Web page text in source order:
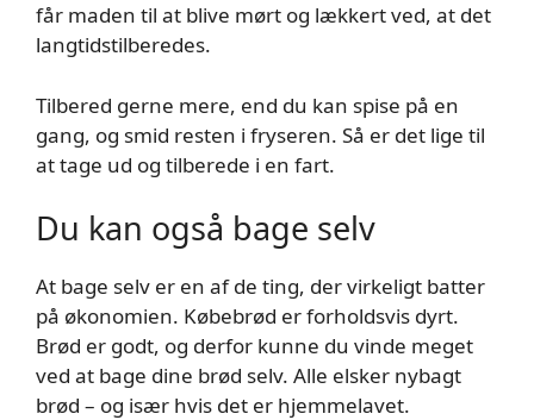
får maden til at blive mørt og lækkert ved, at det
langtidstilberedes.
Tilbered gerne mere, end du kan spise på en
gang, og smid resten i fryseren. Så er det lige til
at tage ud og tilberede i en fart.
Du kan også bage selv
At bage selv er en af de ting, der virkeligt batter
på økonomien. Købebrød er forholdsvis dyrt.
Brød er godt, og derfor kunne du vinde meget
ved at bage dine brød selv. Alle elsker nybagt
brød – og især hvis det er hjemmelavet.